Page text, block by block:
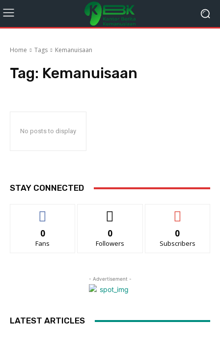
Home Tags Kemanuisaan
Tag: Kemanuisaan
No posts to display
STAY CONNECTED
0
Fans
0
Followers
0
Subscribers
- Advertisement -
LATEST ARTICLES